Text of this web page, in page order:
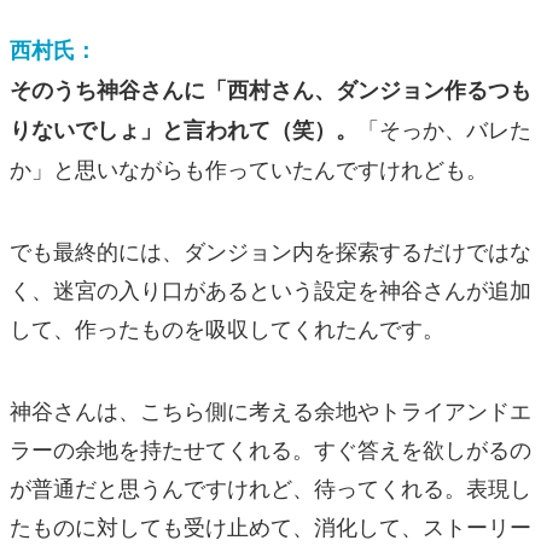
西村氏：
そのうち神谷さんに「西村さん、ダンジョン作るつも
りないでしょ」と言われて（笑）。
「そっか、バレた
か」と思いながらも作っていたんですけれども。
でも最終的には、ダンジョン内を探索するだけではな
く、迷宮の入り口があるという設定を神谷さんが追加
して、作ったものを吸収してくれたんです。
神谷さんは、こちら側に考える余地やトライアンドエ
ラーの余地を持たせてくれる。すぐ答えを欲しがるの
が普通だと思うんですけれど、待ってくれる。表現し
たものに対しても受け止めて、消化して、ストーリー